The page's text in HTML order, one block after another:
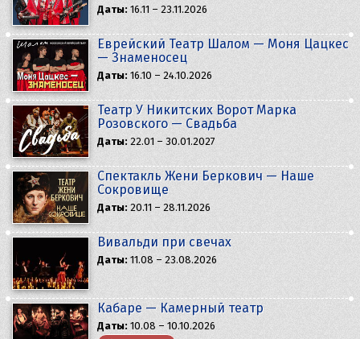
Даты: 16.11 – 23.11.2026
Еврейский Театр Шалом — Моня Цацкес
— Знаменосец
Даты: 16.10 – 24.10.2026
Театр У Никитских Ворот Марка
Розовского — Свадьба
Даты: 22.01 – 30.01.2027
Спектакль Жени Беркович — Наше
Сокровище
Даты: 20.11 – 28.11.2026
Вивальди при свечах
Даты: 11.08 – 23.08.2026
Кабаре — Камерный театр
Даты: 10.08 – 10.10.2026